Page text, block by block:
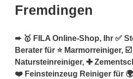
Fremdingen
➨ 🥇 FILA Online-Shop, Ihr ✅
Berater für ⭐ Marmorreiniger,
Natursteinreiniger, ✚
❤️ Feinsteinzeug Reiniger für